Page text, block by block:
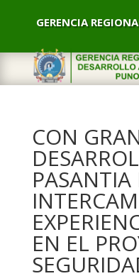
GERENCIA
CON
PASANTIA
EN EL